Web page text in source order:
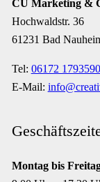
CU Marketing &
Hochwaldstr. 36
61231 Bad
Tel: 06172 1793590
E-Mail:
Montag bis